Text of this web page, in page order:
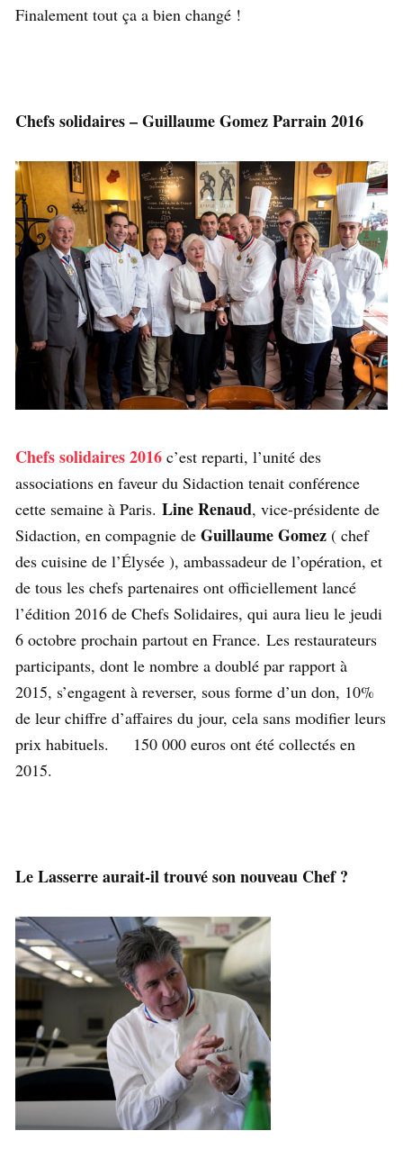
Finalement tout ça a bien changé !
Chefs solidaires – Guillaume Gomez Parrain 2016
Chefs solidaires 2016 c’est reparti, l’unité des
associations en faveur du Sidaction tenait conférence
cette semaine à Paris. Line Renaud, vice-présidente de
Sidaction, en compagnie de Guillaume Gomez ( chef
des cuisine de l’Élysée ), ambassadeur de l’opération, et
de tous les chefs partenaires ont officiellement lancé
l’édition 2016 de Chefs Solidaires, qui aura lieu le jeudi
6 octobre prochain partout en France. Les restaurateurs
participants, dont le nombre a doublé par rapport à
2015, s’engagent à reverser, sous forme d’un don, 10%
de leur chiffre d’affaires du jour, cela sans modifier leurs
prix habituels. 150 000 euros ont été collectés en
2015.
Le Lasserre aurait-il trouvé son nouveau Chef ?